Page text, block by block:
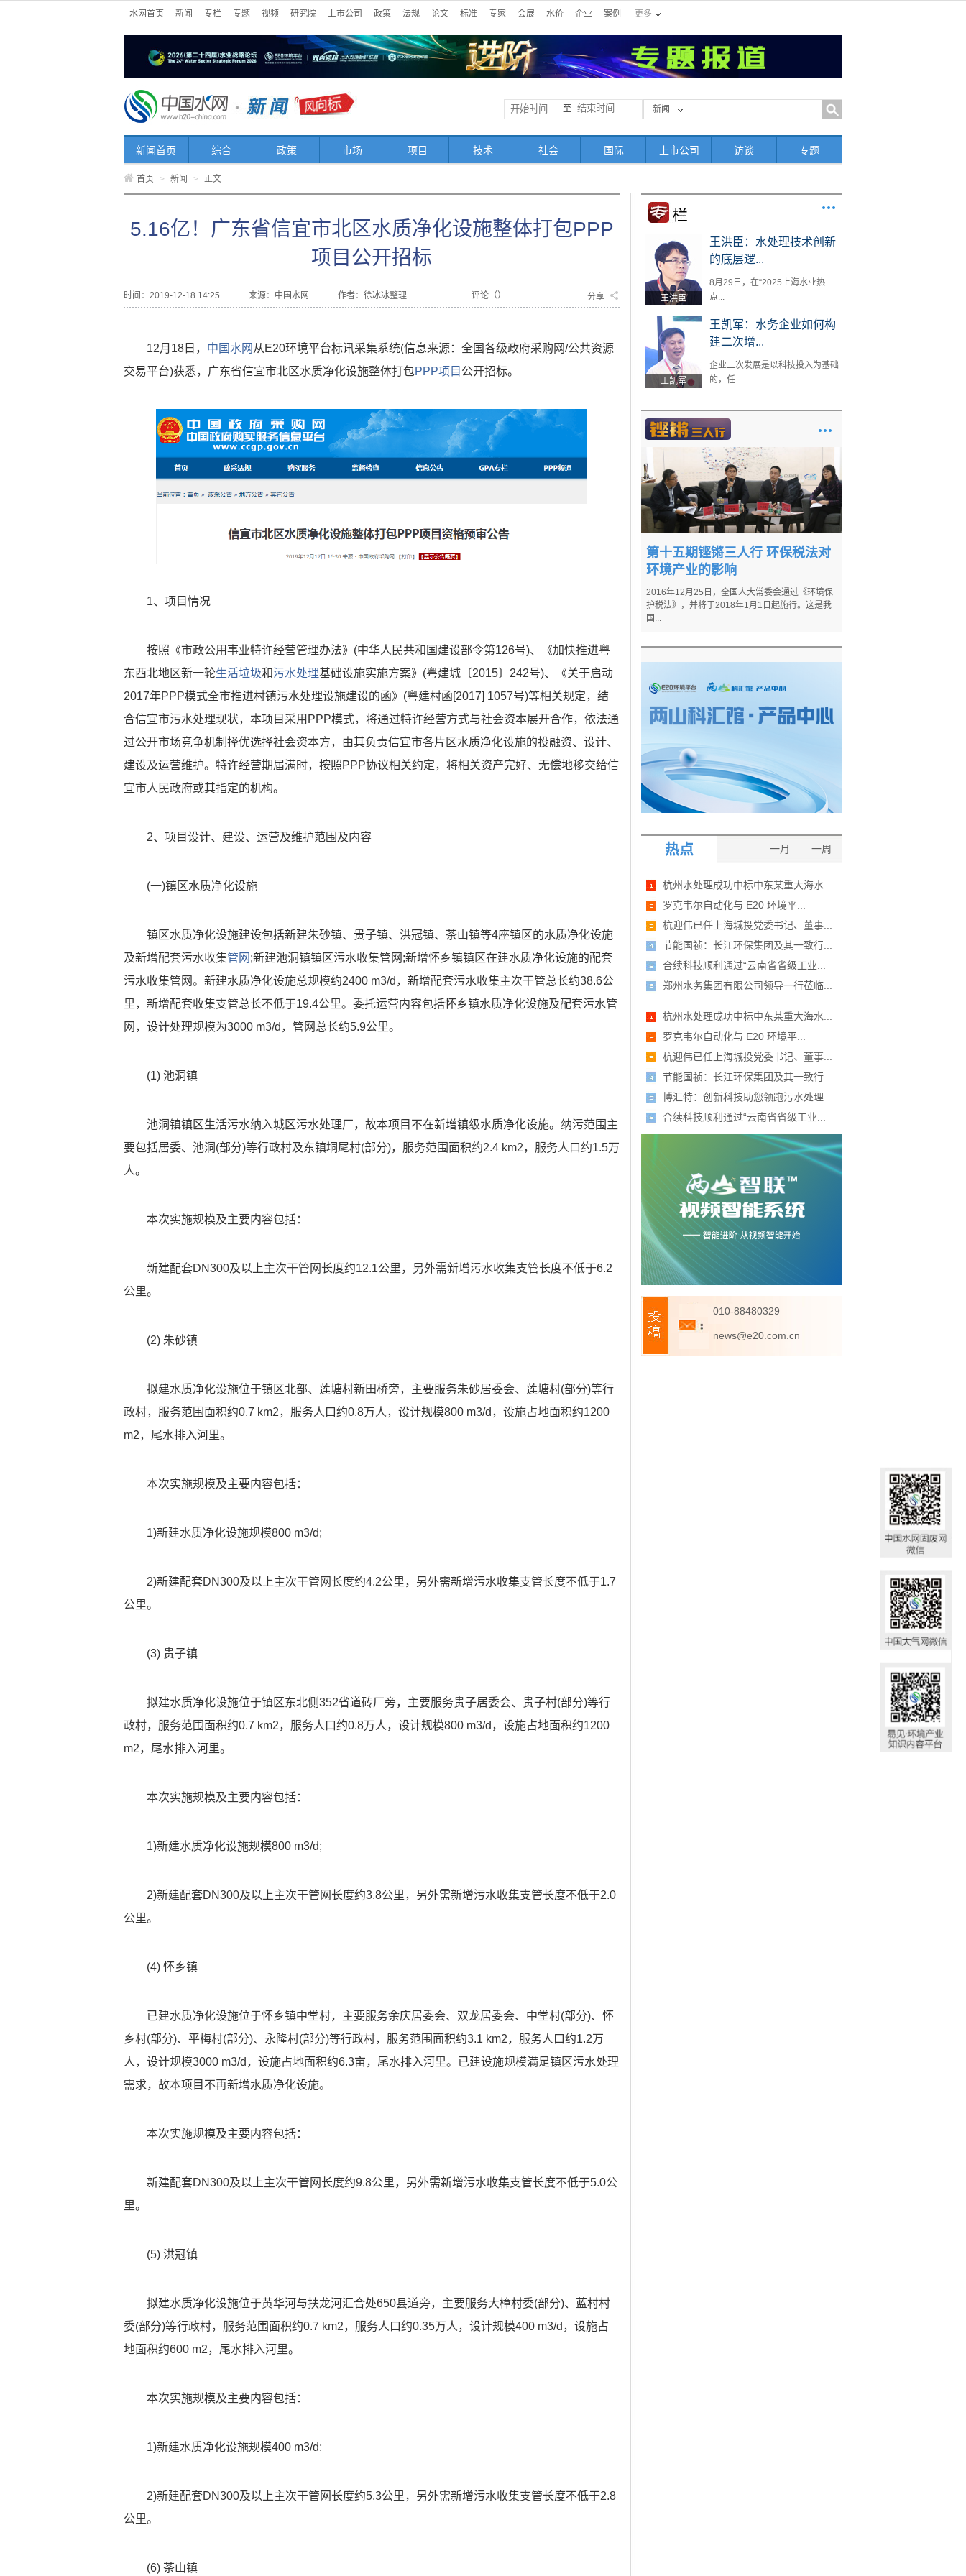
水网首页 新闻 专栏 专题 视频 研究院 上市公司 政策 法规 论文 标准 专家 会展 水价 企业 案例 更多
至 新闻
新闻首页 综合 政策 市场 项目 技术 社会 国际 上市公司 访谈 专题
首页 > 新闻 > 正文
5.16亿！广东省信宜市北区水质净化设施整体打包PPP
项目公开招标
时间：2019-12-18 14:25 来源： 中国水网 作者：徐冰冰整理 评论（） 分享
12月18日， 中国水网 从E20环境平台标讯采集系统(信息来源：全国各级政府采购网/公共资源
交易平台)获悉，广东省信宜市北区水质净化设施整体打包PPP项目 公开招标。
1、项目情况
按照《市政公用事业特许经营管理办法》(中华人民共和国建设部令第126号)、《加快推进粤
东西北地区新一轮生活垃圾和污水处理基础设施实施方案》(粤建城〔2015〕242号)、《关于启动
2017年PPP模式全市推进村镇污水处理设施建设的函》(粤建村函[2017] 1057号)等相关规定，结
合信宜市污水处理现状，本项目采用PPP模式，将通过特许经营方式与社会资本展开合作，依法通
过公开市场竞争机制择优选择社会资本方，由其负责信宜市各片区水质净化设施的投融资、设计、
建设及运营维护。特许经营期届满时，按照PPP协议相关约定，将相关资产完好、无偿地移交给信
宜市人民政府或其指定的机构。
2、项目设计、建设、运营及维护范围及内容
(一)镇区水质净化设施
镇区水质净化设施建设包括新建朱砂镇、贵子镇、洪冠镇、茶山镇等4座镇区的水质净化设施
及新增配套污水收集管网 ;新建池洞镇镇区污水收集管网;新增怀乡镇镇区在建水质净化设施的配套
污水收集管网。新建水质净化设施总规模约2400 m3/d，新增配套污水收集主次干管总长约38.6公
里，新增配套收集支管总长不低于19.4公里。委托运营内容包括怀乡镇水质净化设施及配套污水管
网，设计处理规模为3000 m3/d，管网总长约5.9公里。
(1) 池洞镇
池洞镇镇区生活污水纳入城区污水处理厂，故本项目不在新增镇级水质净化设施。纳污范围主
要包括居委、池洞(部分)等行政村及东镇垌尾村(部分)，服务范围面积约2.4 km2，服务人口约1.5万
人。
本次实施规模及主要内容包括：
新建配套DN300及以上主次干管网长度约12.1公里，另外需新增污水收集支管长度不低于6.2
公里。
(2) 朱砂镇
拟建水质净化设施位于镇区北部、莲塘村新田桥旁，主要服务朱砂居委会、莲塘村(部分)等行
政村，服务范围面积约0.7 km2，服务人口约0.8万人，设计规模800 m3/d，设施占地面积约1200
m2，尾水排入河里。
本次实施规模及主要内容包括：
1)新建水质净化设施规模800 m3/d;
2)新建配套DN300及以上主次干管网长度约4.2公里，另外需新增污水收集支管长度不低于1.7
公里。
(3) 贵子镇
拟建水质净化设施位于镇区东北侧352省道砖厂旁，主要服务贵子居委会、贵子村(部分)等行
政村，服务范围面积约0.7 km2，服务人口约0.8万人，设计规模800 m3/d，设施占地面积约1200
m2，尾水排入河里。
本次实施规模及主要内容包括：
1)新建水质净化设施规模800 m3/d;
2)新建配套DN300及以上主次干管网长度约3.8公里，另外需新增污水收集支管长度不低于2.0
公里。
(4) 怀乡镇
已建水质净化设施位于怀乡镇中堂村，主要服务余庆居委会、双龙居委会、中堂村(部分)、怀
乡村(部分)、平梅村(部分)、永隆村(部分)等行政村，服务范围面积约3.1 km2，服务人口约1.2万
人，设计规模3000 m3/d，设施占地面积约6.3亩，尾水排入河里。已建设施规模满足镇区污水处理
需求，故本项目不再新增水质净化设施。
本次实施规模及主要内容包括：
新建配套DN300及以上主次干管网长度约9.8公里，另外需新增污水收集支管长度不低于5.0公
里。
(5) 洪冠镇
拟建水质净化设施位于黄华河与扶龙河汇合处650县道旁，主要服务大樟村委(部分)、蓝村村
委(部分)等行政村，服务范围面积约0.7 km2，服务人口约0.35万人，设计规模400 m3/d，设施占
地面积约600 m2，尾水排入河里。
本次实施规模及主要内容包括：
1)新建水质净化设施规模400 m3/d;
2)新建配套DN300及以上主次干管网长度约5.3公里，另外需新增污水收集支管长度不低于2.8
公里。
(6) 茶山镇
王洪臣
王洪臣：水处理技术创新
的底层逻...
8月29日，在“2025上海水业热
点...
王凯军
王凯军：水务企业如何构
建二次增...
企业二次发展是以科技投入为基础
的，任...
第十五期铿锵三人行 环保税法对
环境产业的影响
2016年12月25日，全国人大常委会通过《环境保
护税法》，并将于2018年1月1日起施行。这是我
国...
热点 一周
一月
杭州水处理成功中标中东某重大海水...
罗克韦尔自动化与 E20 环境平...
杭迎伟已任上海城投党委书记、董事...
节能国祯：长江环保集团及其一致行...
合续科技顺利通过“云南省省级工业...
郑州水务集团有限公司领导一行莅临...
杭州水处理成功中标中东某重大海水...
罗克韦尔自动化与 E20 环境平...
杭迎伟已任上海城投党委书记、董事...
节能国祯：长江环保集团及其一致行...
博汇特：创新科技助您领跑污水处理...
合续科技顺利通过“云南省省级工业...
010-88480329
news@e20.com.cn